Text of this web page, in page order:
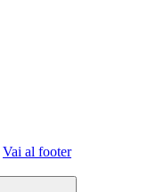
Vai al footer